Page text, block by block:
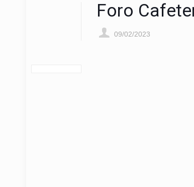
Foro
09/02/2023